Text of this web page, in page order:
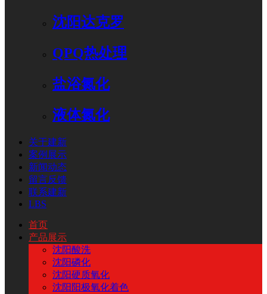
沈阳达克罗
QPQ热处理
盐浴氮化
液体氮化
关于建新
案例展示
新闻动态
留言反馈
联系建新
LBS
首页
产品展示
沈阳酸洗
沈阳磷化
沈阳硬质氧化
沈阳阳极氧化着色